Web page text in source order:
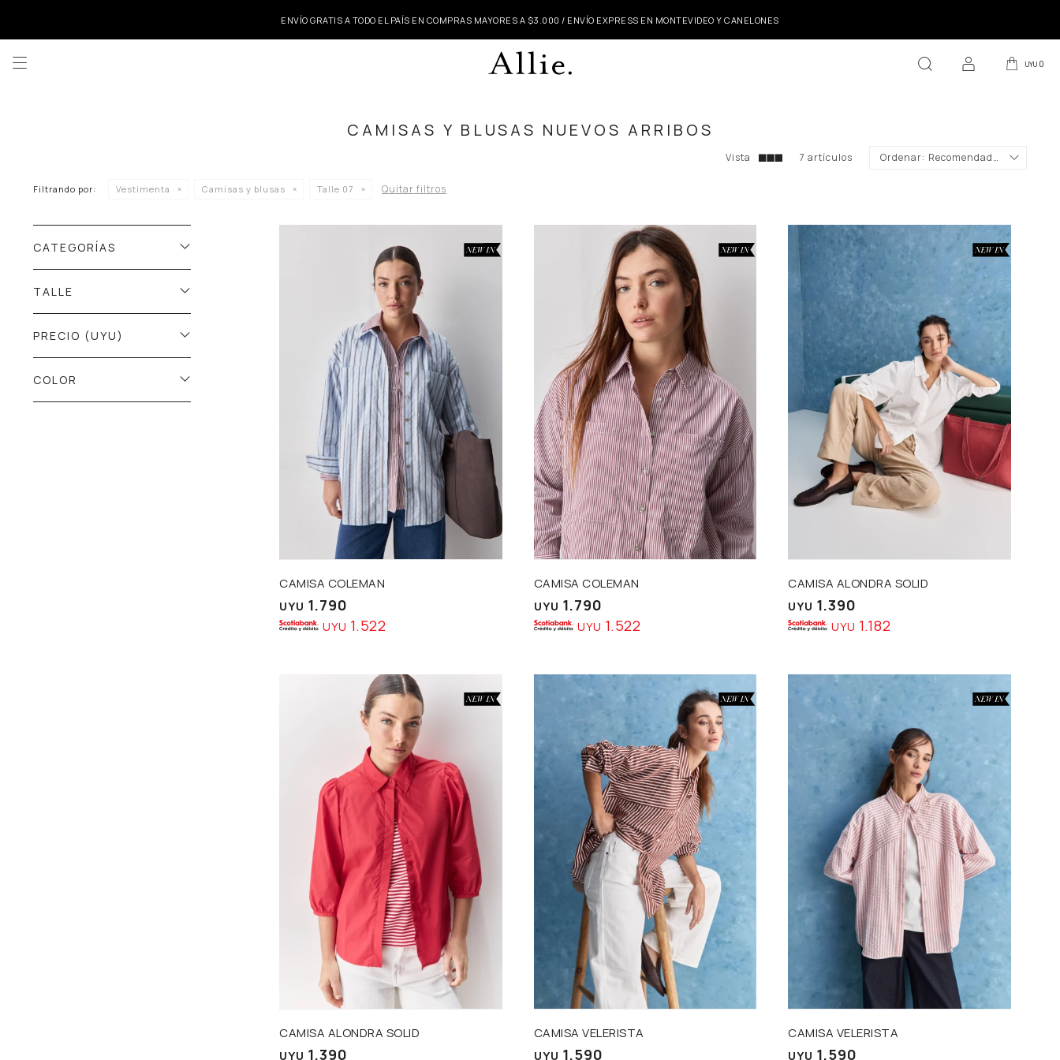
ENVÍO GRATIS A TODO EL PAÍS EN COMPRAS MAYORES A $3.000 / ENVÍO EXPRESS EN MONTEVIDEO Y CANELONES
UYU 0

CAMISAS Y BLUSAS‎ NUEVOS ARRIBOS
7 artículos Recomendados
Filtrando por: Vestimenta Camisas y blusas Talle 07 Quitar filtros
CAMISA COLEMAN
UYU 1.790
UYU 1.522
Talle
CAMISA COLEMAN
UYU 1.790
UYU 1.522
CAMISA ALONDRA SOLID
UYU 1.390
UYU 1.182
Talle
CAMISA ALONDRA SOLID
UYU 1.390
Talle
CAMISA VELERISTA
UYU 1.590
CAMISA VELERISTA
UYU 1.590
CATEGORÍAS
TALLE
PRECIO (UYU)
COLOR